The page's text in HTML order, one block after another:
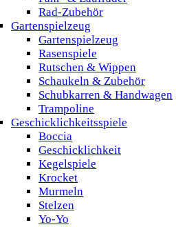
Rad-Zubehör
Gartenspielzeug
Gartenspielzeug
Rasenspiele
Rutschen & Wippen
Schaukeln & Zubehör
Schubkarren & Handwagen
Trampoline
Geschicklichkeitsspiele
Boccia
Geschicklichkeit
Kegelspiele
Krocket
Murmeln
Stelzen
Yo-Yo